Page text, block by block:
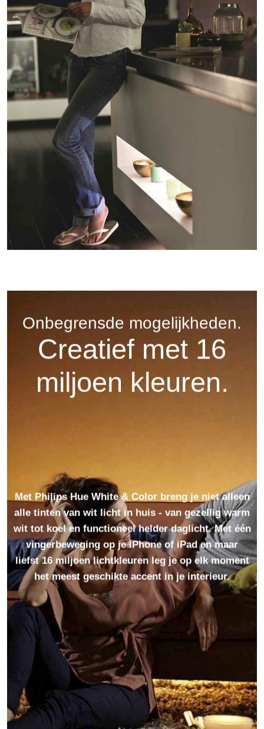
Onbegrensde mogelijkheden.
Creatief met 16
miljoen kleuren.
Met Philips Hue White & Color breng je niet alleen
alle tinten van wit licht in huis - van gezellig warm
wit tot koel en functioneel helder daglicht. Met één
vingerbeweging op je iPhone of iPad en maar
liefst 16 miljoen lichtkleuren leg je op elk moment
het meest geschikte accent in je interieur.